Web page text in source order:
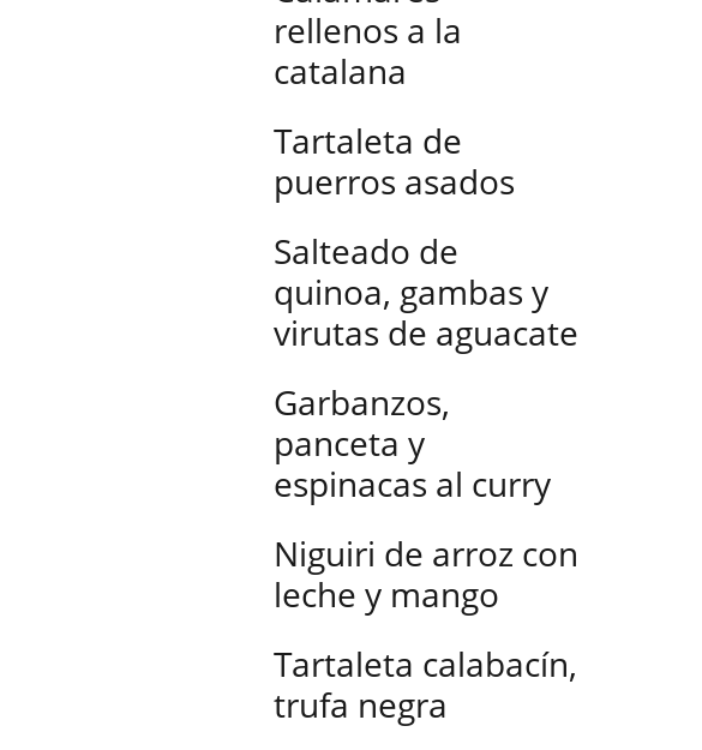
rellenos a la
catalana
Tartaleta de
puerros asados
Salteado de
quinoa, gambas y
virutas de aguacate
Garbanzos,
panceta y
espinacas al curry
Niguiri de arroz con
leche y mango
Tartaleta calabacín,
trufa negra